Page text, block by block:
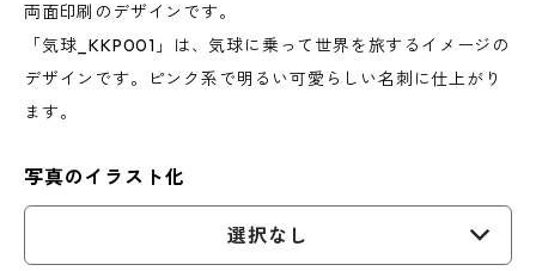
両面印刷のデザインです。
「気球_KKP001」は、気球に乗って世界を旅するイメージの
デザインです。ピンク系で明るい可愛らしい名刺に仕上がり
ます。
写真のイラスト化
選択なし